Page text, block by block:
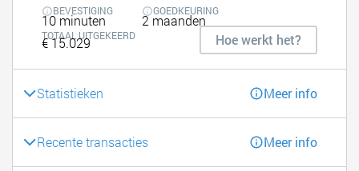
BEVESTIGING
10 minuten
GOEDKEURING
2 maanden
TOTAAL UITGEKEERD
€ 15.029 Hoe werkt het?
Statistieken Meer info
Recente transacties Meer info